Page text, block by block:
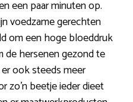
een paar minuten op.
voedzame gerechten
om een hoge bloeddruk
de hersenen gezond te
ook steeds meer
zo’n beetje ieder dieet